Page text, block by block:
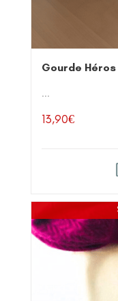
Gourde Héros
...
13,90€